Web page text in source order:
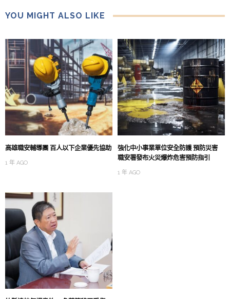
YOU MIGHT ALSO LIKE
高雄職安輔導團 百人以下企業優先協助
1 年 AGO
強化中小事業單位安全防護 預防災害
職安署發布火災爆炸危害預防指引
1 年 AGO